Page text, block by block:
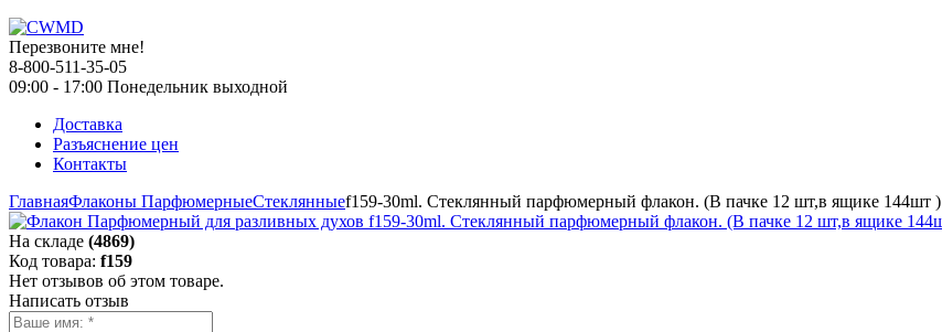
Перезвоните мне!
8-800-511-35-05
09:00 - 17:00 Понедельник выходной
Доставка
Разъяснение цен
Контакты
ГлавнаяФлаконы ПарфюмерныеСтеклянныеf159-30ml. Стеклянный парфюмерный флакон. (В пачке 12 шт,в ящике 144шт )
На складе (4869)
Код товара: f159
Нет отзывов об этом товаре.
Написать отзыв